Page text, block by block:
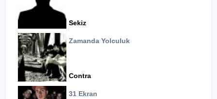
Sekiz
Zamanda Yolculuk
Contra
31 Ekran